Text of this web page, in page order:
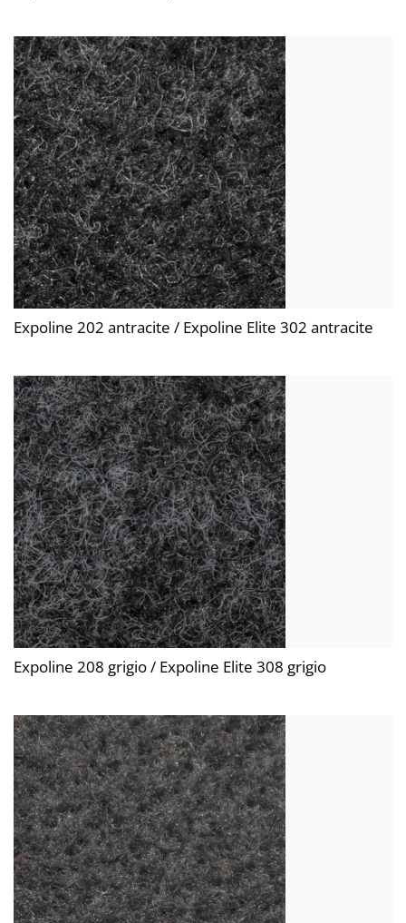
Expoline 202 antracite / Expoline Elite 302 antracite
Expoline 208 grigio / Expoline Elite 308 grigio